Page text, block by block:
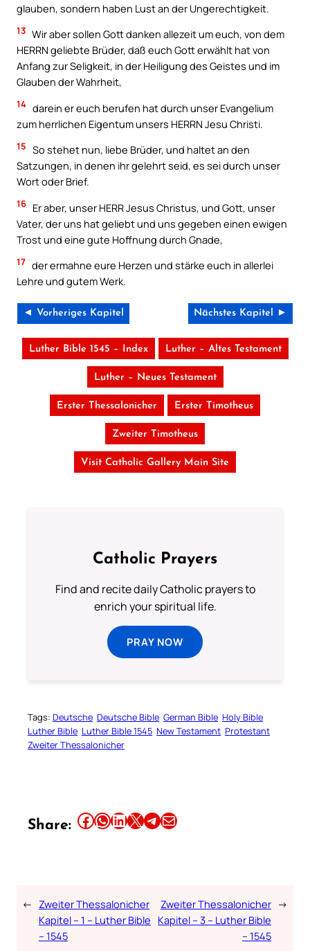
glauben, sondern haben Lust an der Ungerechtigkeit.
13 Wir aber sollen Gott danken allezeit um euch, von dem
HERRN geliebte Brüder, daß euch Gott erwählt hat von
Anfang zur Seligkeit, in der Heiligung des Geistes und im
Glauben der Wahrheit,
14 darein er euch berufen hat durch unser Evangelium
zum herrlichen Eigentum unsers HERRN Jesu Christi.
15 So stehet nun, liebe Brüder, und haltet an den
Satzungen, in denen ihr gelehrt seid, es sei durch unser
Wort oder Brief.
16 Er aber, unser HERR Jesus Christus, und Gott, unser
Vater, der uns hat geliebt und uns gegeben einen ewigen
Trost und eine gute Hoffnung durch Gnade,
17 der ermahne eure Herzen und stärke euch in allerlei
Lehre und gutem Werk.
◄ Vorheriges Kapitel Nächstes Kapitel ►
Luther Bible 1545 – Index Luther – Altes Testament
Luther – Neues Testament
Erster Thessalonicher Erster Timotheus
Zweiter Timotheus
Visit Catholic Gallery Main Site
Catholic Prayers
Find and recite daily Catholic prayers to
enrich your spiritual life.
PRAY NOW
Tags: Deutsche Deutsche Bible German Bible Holy Bible
Luther Bible Luther Bible 1545 New Testament Protestant
Zweiter Thessalonicher
Share: Share this article on Facebook Share this article on WhatsApp Share this article on LinkedIn Share this article on X Share this article on TelegramEmail this Article
← Zweiter Thessalonicher
Kapitel – 1 – Luther Bible
– 1545
Zweiter Thessalonicher
Kapitel – 3 – Luther Bible
– 1545
→